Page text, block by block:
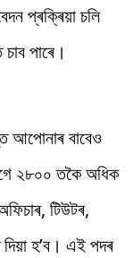
প্ৰক্ৰিয়া চলি
পাৰে।
আপোনাৰ বাবেও
২৮০০ তকৈ অধিক
টিউটৰ,
হ’ব। এই পদৰ